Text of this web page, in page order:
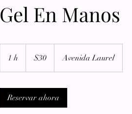
Gel En Manos
1 h
estadounidenses
$30 Avenida Laurel
Reservar ahora